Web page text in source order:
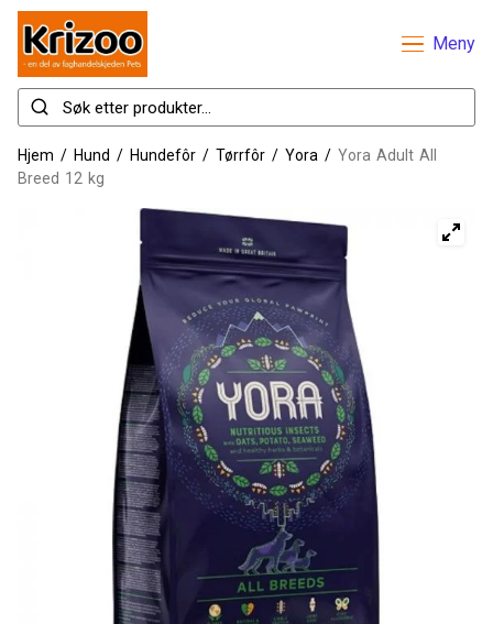
Meny
Hjem / Hund / Hundefôr / Tørrfôr / Yora / Yora Adult All
Breed 12 kg